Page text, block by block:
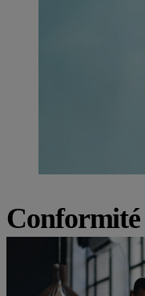
Conformité